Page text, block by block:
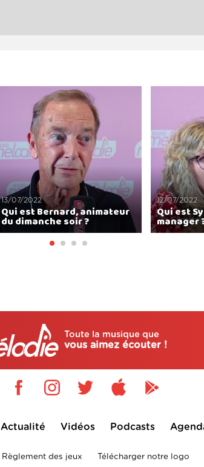
13/07/2022
Qui est Bernard, animateur
du dimanche soir ?
12/07/2022
Qui est
manager
Toute la musique que
vous aimez écouter !
Actualité Vidéos Podcasts
Règlement des jeux Télécharger notre logo